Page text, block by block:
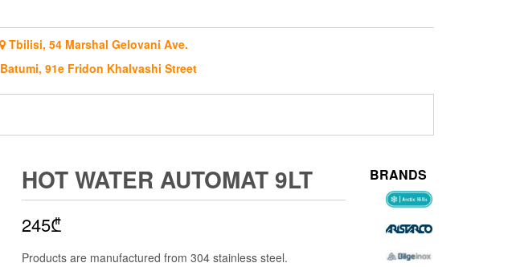
Tbilisi, 54 Marshal Gelovani Ave.
Batumi, 91e Fridon Khalvashi Street
HOT WATER AUTOMAT 9LT
245₾
Products are manufactured from 304 stainless steel.
BRANDS